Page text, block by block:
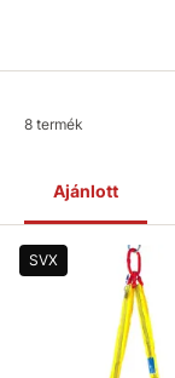
Ajánlott
8 termék
SVX